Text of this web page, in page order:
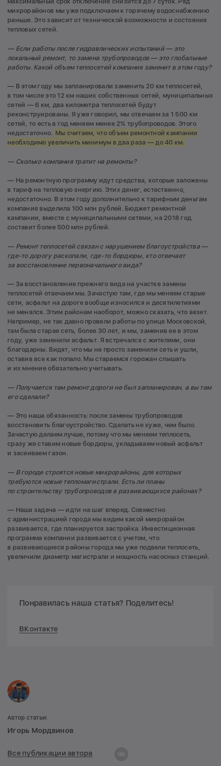
микрорайонов мы уже подключаем к горячему водоснабжению
раньше. Это зависит от технической возможности и состояния
тепловых сетей.
— Если работы после гидравлических испытаний — это
локальный ремонт, то замена трубопроводов — это глобальные
работы. Какой объем теплосетей компания заменит в этом году?
— В этом году мы запланировали заменить 20 км теплосетей,
в том числе это 12 км наших собственных сетей, муниципальных
сетей — 6 км, два километра теплосетей будут
реконструированы. Я уже говорил, мы отвечаем за 1 500 км
сетей, то есть в год меняем менее 2% трубопроводов. Этого
недостаточно. Мы считаем, что объем ремонтной кампании
необходимо увеличить минимум в два раза — до 40 км.
— Сколько компания тратит на ремонты?
— На ремонтную программу идут средства, которые заложены
в тариф на тепловую энергию. Этих денег, естественно,
недостаточно. В этом году дополнительно к тарифным деньгам
компания выделила 100 млн рублей. Бюджет ремонтной
кампании, вместе с муниципальными сетями, на 2018 год
составит более 500 млн рублей.
— Ремонт теплосетей связан с нарушением благоустройства —
где-то дорогу раскопали, где-то бордюры, кто отвечает
за восстановление первоначального вида?
— За восстановление прежнего вида на участке замены
теплосетей отвечаем мы. Зачастую там, где мы меняем старые
сети, асфальт на дороге вообще износился и десятилетиями
не менялся. Этим районам наоборот, можно сказать, что везет.
Например, не так давно провели работы по улице Московской,
там была старая сеть, более 30 лет, и мы, заменив ее в этом
году, уже заменили асфальт. Я встречался с жителями, они
благодарны. Видят, что мы не просто заменили сеть и ушли,
оставив все как попало. Мы стараемся горожан слышать
и их мнение обязательно учитывать.
— Получается там ремонт дороги не был запланирован, а вы там
его сделали?
— Это наша обязанность: после замены трубопроводов
восстановить благоустройство. Сделать не хуже, чем было.
Зачастую делаем лучше, потому что мы меняем теплосеть,
сразу же ставим новые бордюры, укладываем новый асфальт
и засеиваем газон.
— В городе строятся новые микрорайоны, для которых
требуются новые тепломагистрали. Есть ли планы
по строительству трубопроводов в развивающихся районах?
— Наша задача — идти на шаг вперед. Совместно
с администрацией города мы видим какой микрорайон
развивается, где планируется застройка. Инвестиционная
программа компании развивается с учетом, что
в развивающиеся районы города мы уже подвели теплосеть,
увеличили диаметр магистрали и мощность насосных станций.
Понравилась наша статья? Поделитесь!
ВКонтакте
Автор статьи:
Игорь Мордвинов
Все публикации автора